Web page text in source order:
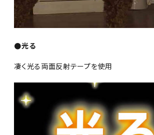
●光る
凄く光る両面反射テープを使用